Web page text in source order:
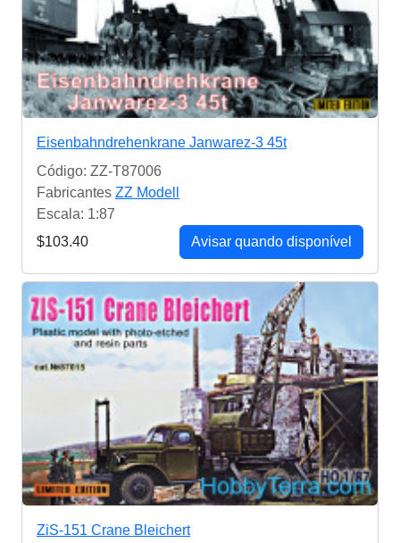
Eisenbahndrehenkrane Janwarez-3 45t
Código: ZZ-T87006
Fabricantes ZZ Modell
Escala: 1:87
$103.40
Avisar quando disponível
ZiS-151 Crane Bleichert